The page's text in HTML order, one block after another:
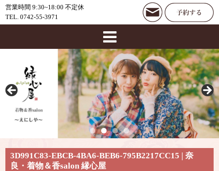
営業時間 9:30~18:00 不定休
TEL. 0742-55-3971
3D991C83-EBCB-4BA6-BEB6-795B2217CC15 | 奈
良・着物＆香salon 縁心屋